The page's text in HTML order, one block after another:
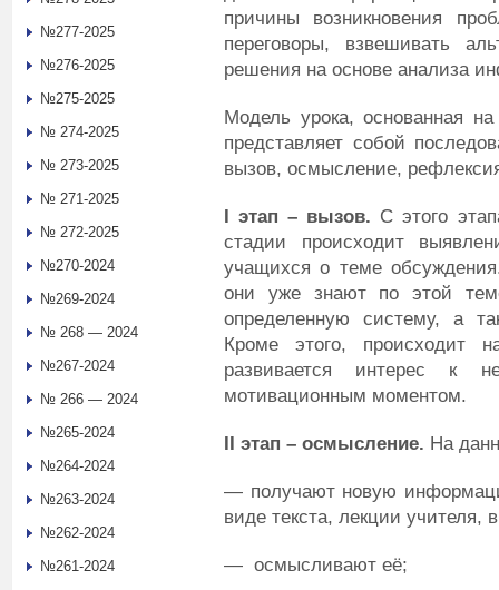
причины возникновения
переговоры, взвешивать
решения на основе анализа
Модель урока, основанная
представляет собой
вызов, осмысление,
I этап – вызов. С этого
стадии происходит
учащихся о теме
они уже знают по этой
определенную систему, а
Кроме этого, происходит
развивается интерес к
мотивационным моментом.
II этап – осмысление. На
— получают новую
виде текста, лекции учителя,
— осмысливают её;
№277-2025
№276-2025
№275-2025
№ 274-2025
№ 273-2025
№ 271-2025
№ 272-2025
№270-2024
№269-2024
№ 268 — 2024
№267-2024
№ 266 — 2024
№265-2024
№264-2024
№263-2024
№262-2024
№261-2024